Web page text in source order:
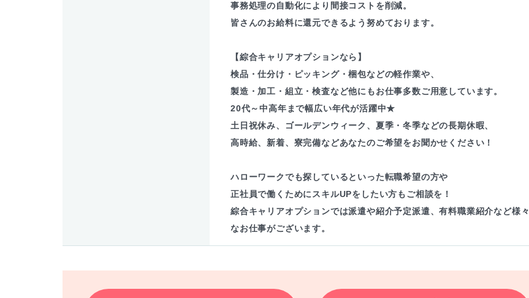
事務処理の自動化により間接コストを削減。
皆さんのお給料に還元できるよう努めております。
【綜合キャリアオプションなら】
検品・仕分け・ピッキング・梱包などの軽作業や、
製造・加工・組立・検査など他にもお仕事多数ご用意しています。
20代～中高年まで幅広い年代が活躍中★
土日祝休み、ゴールデンウィーク、夏季・冬季などの長期休暇、
高時給、新着、寮完備などあなたのご希望をお聞かせください！
ハローワークでも探しているといった転職希望の方や
正社員で働くためにスキルUPをしたい方もご相談を！
綜合キャリアオプションでは派遣や紹介予定派遣、有料職業紹介など様々
なお仕事がございます。